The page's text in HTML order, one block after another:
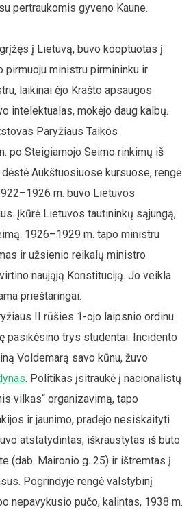
pertraukomis gyveno Kaune.
į Lietuvą, buvo kooptuotas į
pirmuoju ministru pirmininku ir
laikinai ėjo Krašto apsaugos
intelektualas, mokėjo daug kalbų.
Paryžiaus Taikos
po Steigiamojo Seimo rinkimų iš
Aukštuosiuose kursuose, rengė
m. buvo Lietuvos
Įkūrė Lietuvos tautininkų sąjungą,
1926–1929 m. tapo ministru
ir užsienio reikalų ministro
naująją Konstituciją. Jo veikla
prieštaringai.
II rūšies 1-ojo laipsnio ordinu.
pasikėsino trys studentai. Incidento
Voldemarą savo kūnu, žuvo
. Politikas įsitraukė į nacionalistų
vilkas“ organizavimą, tapo
ir jaunimo, pradėjo nesiskaityti
atstatydintas, iškraustytas iš buto
(dab. Maironio g. 25) ir ištremtas į
Pogrindyje rengė valstybinį
nepavykusio pučo, kalintas, 1938 m.